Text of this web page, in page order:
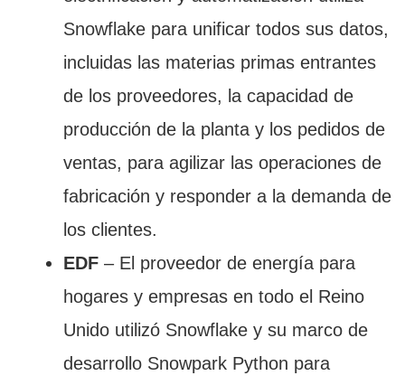
Snowflake para unificar todos sus datos,
incluidas las materias primas entrantes
de los proveedores, la capacidad de
producción de la planta y los pedidos de
ventas, para agilizar las operaciones de
fabricación y responder a la demanda de
los clientes.
EDF – El proveedor de energía para
hogares y empresas en todo el Reino
Unido utilizó Snowflake y su marco de
desarrollo Snowpark Python para